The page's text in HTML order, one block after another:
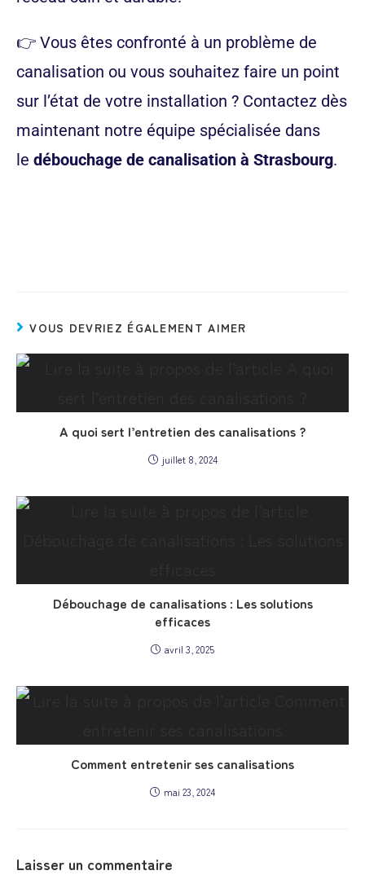
👉 Vous êtes confronté à un problème de
canalisation ou vous souhaitez faire un point
sur l’état de votre installation ? Contactez dès
maintenant notre équipe spécialisée dans
le débouchage de canalisation à Strasbourg.
VOUS DEVRIEZ ÉGALEMENT AIMER
A quoi sert l’entretien des canalisations ?
juillet 8, 2024
Débouchage de canalisations : Les solutions
efficaces
avril 3, 2025
Comment entretenir ses canalisations
mai 23, 2024
Laisser un commentaire